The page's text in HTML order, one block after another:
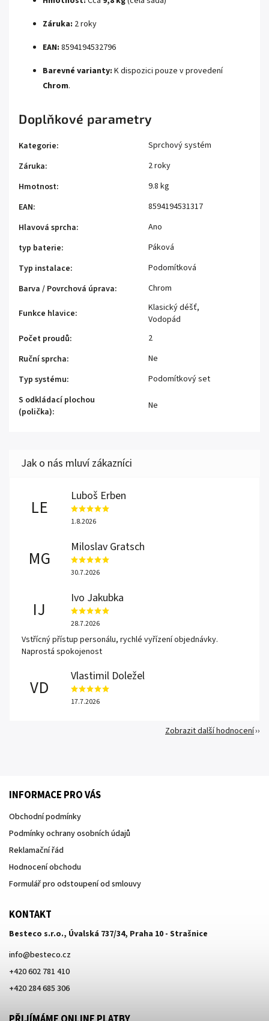
Záruka: 2 roky
EAN: 8594194532796
Barevné varianty: K dispozici pouze v provedení
Chrom.
Doplňkové parametry
Kategorie:
Sprchový systém
Záruka:
2 roky
Hmotnost:
9.8 kg
EAN:
8594194531317
Hlavová sprcha:
Ano
typ baterie:
Páková
Typ instalace:
Podomítková
Barva / Povrchová úprava: Chrom
Funkce hlavice: Klasický déšť,
Vodopád
Počet proudů:
2
Ruční sprcha:
Ne
Typ systému:
Podomítkový set
S odkládací plochou
(polička):
Ne
LE
Luboš Erben
1.8.2026
MG
Miloslav Gratsch
30.7.2026
IJ
Ivo Jakubka
28.7.2026
Vstřícný přístup personálu, rychlé vyřízení objednávky.
Naprostá spokojenost
VD
Vlastimil Doležel
17.7.2026
Zobrazit další hodnocení
INFORMACE PRO VÁS
Obchodní podmínky
Podmínky ochrany osobních údajů
Reklamační řád
Hodnocení obchodu
Formulář pro odstoupení od smlouvy
KONTAKT
Besteco s.r.o., Úvalská 737/34, Praha 10 - Strašnice
info@besteco.cz
+420 602 781 410
+420 284 685 306